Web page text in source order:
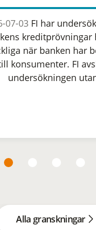
07-03 FI har
kreditprövningar
när banken har
konsumenter. FI
undersökningen
Alla granskningar